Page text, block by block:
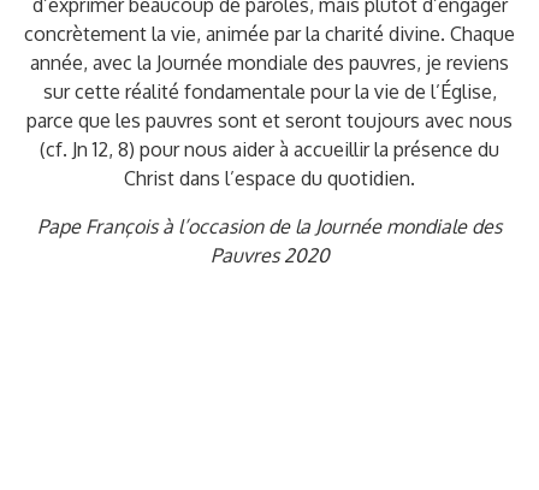
d’exprimer beaucoup de paroles, mais plutôt d’engager
concrètement la vie, animée par la charité divine. Chaque
année, avec la Journée mondiale des pauvres, je reviens
sur cette réalité fondamentale pour la vie de l’Église,
parce que les pauvres sont et seront toujours avec nous
(cf. Jn 12, 8) pour nous aider à accueillir la présence du
Christ dans l’espace du quotidien.
Pape François à l’occasion de la Journée mondiale des
Pauvres 2020